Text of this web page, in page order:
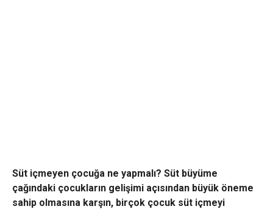
Süt içmeyen çocuğa ne yapmalı? Süt büyüme
çağındaki çocukların gelişimi açısından büyük öneme
sahip olmasına karşın, birçok çocuk süt içmeyi